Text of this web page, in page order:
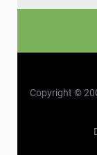
Copyright ©